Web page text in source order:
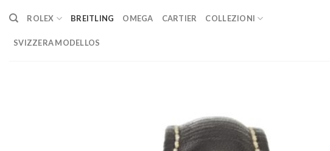
content
ROLEX BREITLING OMEGA CARTIER COLLEZIONI
SVIZZERA MODELLOS